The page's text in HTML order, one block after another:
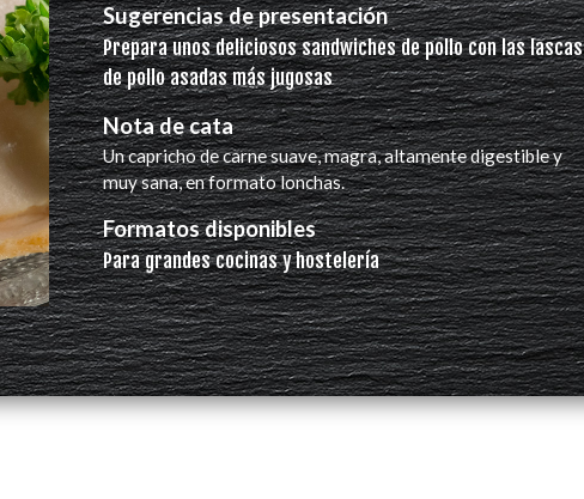
Sugerencias de presentación
Prepara unos deliciosos sandwiches de pollo con las lascas
de pollo asadas más jugosas
Nota de cata
Un capricho de carne suave, magra, altamente digestible y
muy sana, en formato lonchas.
Formatos disponibles
Para grandes cocinas y hostelería